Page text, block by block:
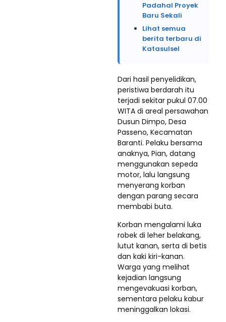
Padahal Proyek
Baru Sekali
Lihat semua
berita terbaru di
Katasulsel
Dari hasil penyelidikan,
peristiwa berdarah itu
terjadi sekitar pukul 07.00
WITA di areal persawahan
Dusun Dimpo, Desa
Passeno, Kecamatan
Baranti. Pelaku bersama
anaknya, Pian, datang
menggunakan sepeda
motor, lalu langsung
menyerang korban
dengan parang secara
membabi buta.
Korban mengalami luka
robek di leher belakang,
lutut kanan, serta di betis
dan kaki kiri-kanan.
Warga yang melihat
kejadian langsung
mengevakuasi korban,
sementara pelaku kabur
meninggalkan lokasi.